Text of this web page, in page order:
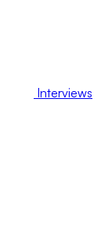
Interviews